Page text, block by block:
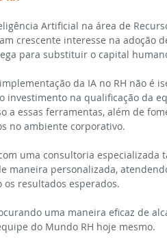
Artificial na área de
crescente interesse na adoção
para substituir o capital
da IA no RH não é
investimento na qualificação da
a essas ferramentas, além de
no ambiente corporativo.
uma consultoria
maneira personalizada,
os resultados esperados.
uma maneira eficaz de
do Mundo RH hoje mesmo.